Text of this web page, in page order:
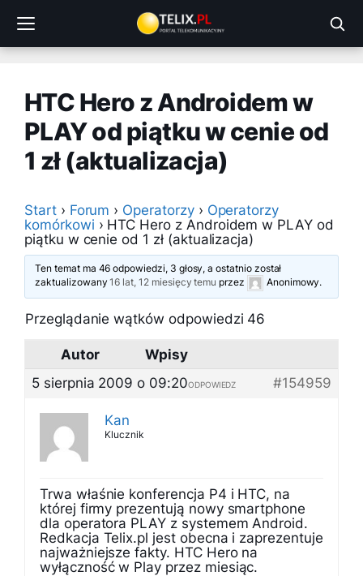
treści
HTC Hero z Androidem w
PLAY od piątku w cenie od
1 zł (aktualizacja)
Start › Forum › Operatorzy › Operatorzy
komórkowi › HTC Hero z Androidem w PLAY od
piątku w cenie od 1 zł (aktualizacja)
Ten temat ma 46 odpowiedzi, 3 głosy, a ostatnio został
zaktualizowany16 lat, 12 miesięcy temu przez Anonimowy.
Przeglądanie wątków odpowiedzi 46
Autor
Wpisy
5 sierpnia 2009 o 09:20
#154959
ODPOWIEDZ
Kan
Klucznik
Trwa właśnie konferencja P4 i HTC, na
której firmy prezentują nowy smartphone
dla operatora PLAY z systemem Android.
Redkacja Telix.pl jest obecna i zaprezentuje
najważniejsze fakty. HTC Hero na
wyłączność w Play przez miesiąc.